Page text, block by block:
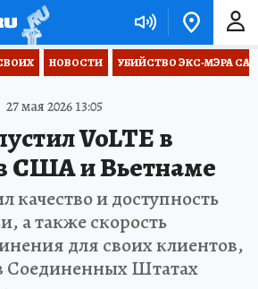
НОВОСТИ УБИЙСТВО ЭКС-МЭРА
27 мая 2026 13:05
VoLTE в
США и Вьетнаме
качество и доступность
а также скорость
для своих клиентов,
Соединенных Штатах